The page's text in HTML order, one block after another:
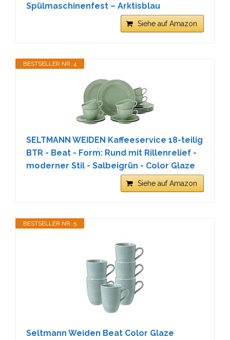
Spülmaschinenfest – Arktisblau
Siehe auf Amazon
BESTSELLER NR. 4
SELTMANN WEIDEN Kaffeeservice 18-teilig
BTR - Beat - Form: Rund mit Rillenrelief -
moderner Stil - Salbeigrün - Color Glaze
Siehe auf Amazon
BESTSELLER NR. 5
Seltmann Weiden Beat Color Glaze